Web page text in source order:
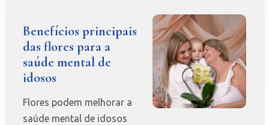
Benefícios principais
das flores para a
saúde mental de
idosos
Flores podem melhorar a
saúde mental de idosos